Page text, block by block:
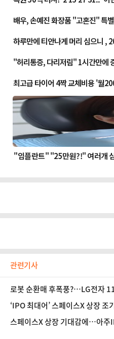
관련기사
로봇 순환매 후폭풍?…LG전자
‘IPO 최대어’ 스페이스X 상장
스페이스X 상장 기대감에…아